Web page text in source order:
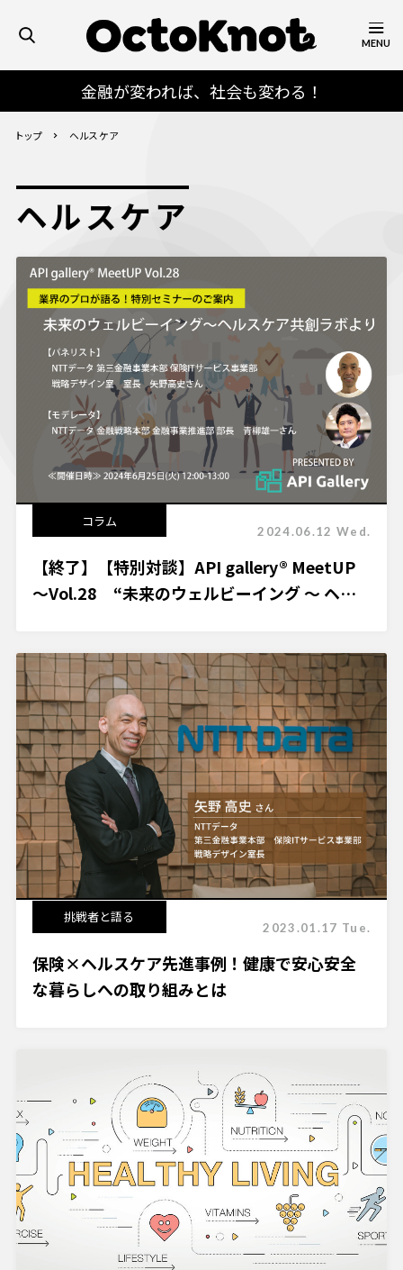
金融が変われば、社会も変わる！
MENU
トップ ヘルスケア
ヘルスケア
コラム
2024.06.12 Wed.
【終了】【特別対談】API gallery® MeetUP
～Vol.28 “未来のウェルビーイング ～ ヘル
挑戦者と語る
2023.01.17 Tue.
保険×ヘルスケア先進事例！健康で安心安全
な暮らしへの取り組みとは